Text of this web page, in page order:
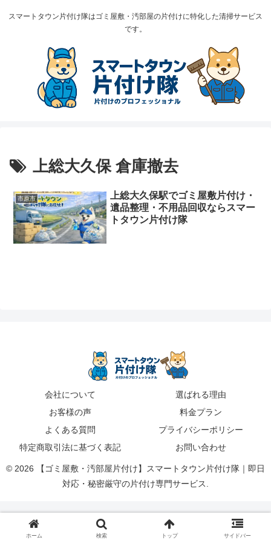
スマートタウン片付け隊はゴミ屋敷・汚部屋の片付けに特化した清掃サービス
です。
上総大久保 倉庫撤去
市原市
上総大久保駅でゴミ屋敷片付け・
遺品整理・不用品回収ならスマー
トタウン片付け隊
会社について
選ばれる理由
お客様の声
料金プラン
よくある質問
プライバシーポリシー
特定商取引法に基づく表記
お問い合わせ
© 2026 【ゴミ屋敷・汚部屋片付け】スマートタウン片付け隊｜即日
対応・秘密厳守の片付け専門サービス.
ホーム 検索 トップ サイドバー